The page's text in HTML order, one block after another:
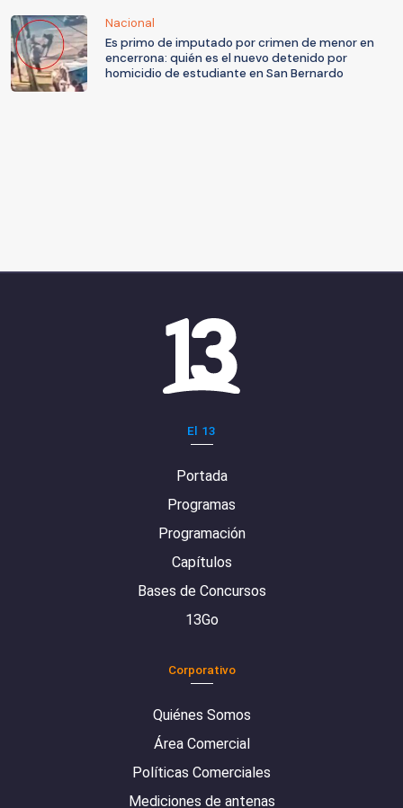
Nacional
Es primo de imputado por crimen de menor en
encerrona: quién es el nuevo detenido por
homicidio de estudiante en San Bernardo
El 13
Portada
Programas
Programación
Capítulos
Bases de Concursos
13Go
Corporativo
Quiénes Somos
Área Comercial
Políticas Comerciales
Mediciones de antenas